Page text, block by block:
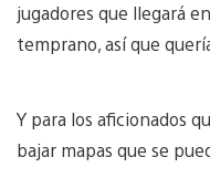
jugadores que llegará
temprano, así que
Y para los aficionados
bajar mapas que se